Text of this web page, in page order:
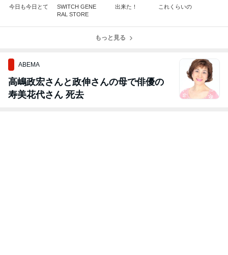
今日も今日とて
SWITCH GENE
RAL STORE
出来た！ これくらいの
もっと見る
ABEMA
高嶋政宏さんと政伸さんの母で俳優の
寿美花代さん 死去